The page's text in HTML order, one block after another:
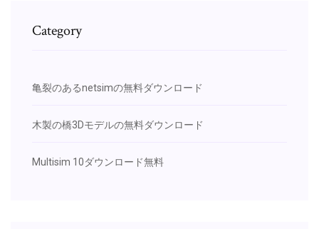
Category
亀裂のあるnetsimの無料ダウンロード
木製の橋3Dモデルの無料ダウンロード
Multisim 10ダウンロード無料